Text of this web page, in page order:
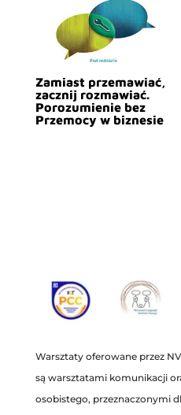
Zamiast przemawiać,
zacznij rozmawiać.
Porozumienie bez
Przemocy w biznesie
Warsztaty oferowane przez
są warsztatami komunikacji
osobistego, przeznaczonymi